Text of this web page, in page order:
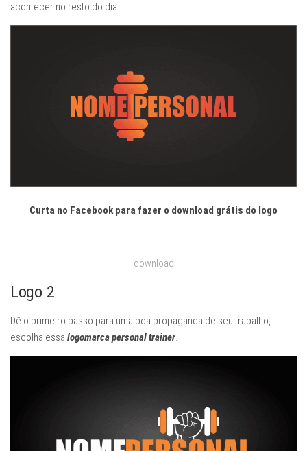
acontecer no resto do dia.
Curta no Facebook para fazer o download grátis do logo
download
Logo 2
Dê o primeiro passo para uma boa propaganda de seu trabalho,
escolha essa logomarca personal trainer.